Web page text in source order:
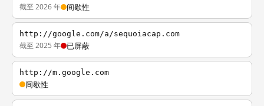
截至 2026 年 间歇性
http://google.com/a/sequoiacap.com
截至 2025 年 已屏蔽
http://m.google.com
间歇性